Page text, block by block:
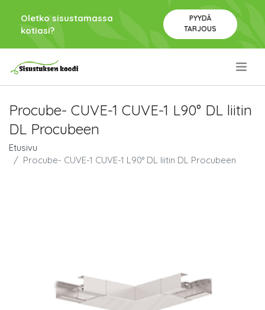
Oletko sisustamassa
kotiasi?
PYYDÄ
TARJOUS
Procube- CUVE-1 CUVE-1 L90° DL liitin
DL Procubeen
Etusivu
Procube- CUVE-1 CUVE-1 L90° DL liitin DL Procubeen